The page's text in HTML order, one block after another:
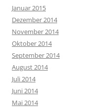
Januar 2015
Dezember 2014
November 2014
Oktober 2014
September 2014
August 2014
Juli 2014
Juni 2014
Mai 2014